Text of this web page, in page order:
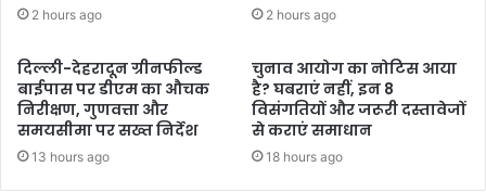
2 hours ago 2 hours ago
दिल्ली-देहरादून ग्रीनफील्ड
बाईपास पर डीएम का औचक
निरीक्षण, गुणवत्ता और
समयसीमा पर सख्त निर्देश
13 hours ago
चुनाव आयोग का नोटिस आया
है? घबराएं नहीं, इन 8
विसंगतियों और जरूरी दस्तावेजों
से कराएं समाधान
18 hours ago